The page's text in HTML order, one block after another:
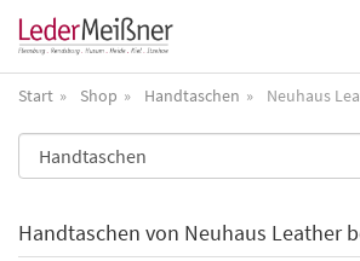
Start Shop Handtaschen Neuhaus
Handtaschen von Neuhaus Leather